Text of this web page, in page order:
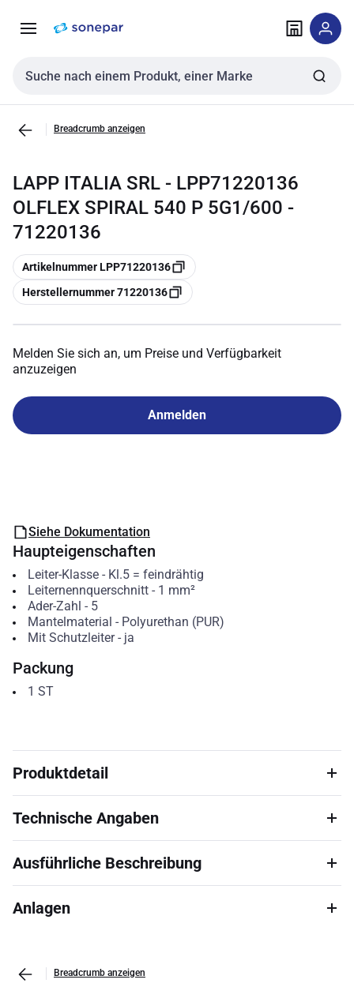
NavigationInhalt
Sucheingabe
Breadcrumb anzeigen
LAPP ITALIA SRL - LPP71220136
OLFLEX SPIRAL 540 P 5G1/600 -
71220136
Kopieren
Artikelnummer LPP71220136
Kopieren
Herstellernummer 71220136
Melden Sie sich an, um Preise und Verfügbarkeit
anzuzeigen
Anmelden
Siehe Dokumentation
Haupteigenschaften
Leiter-Klasse- Kl.5 = feindrähtig
Leiternennquerschnitt- 1 mm²
Ader-Zahl - 5
Mantelmaterial - Polyurethan (PUR)
Mit Schutzleiter- ja
Packung
1 ST
Produktdetail
Technische Angaben
Ausführliche Beschreibung
Anlagen
Breadcrumb anzeigen